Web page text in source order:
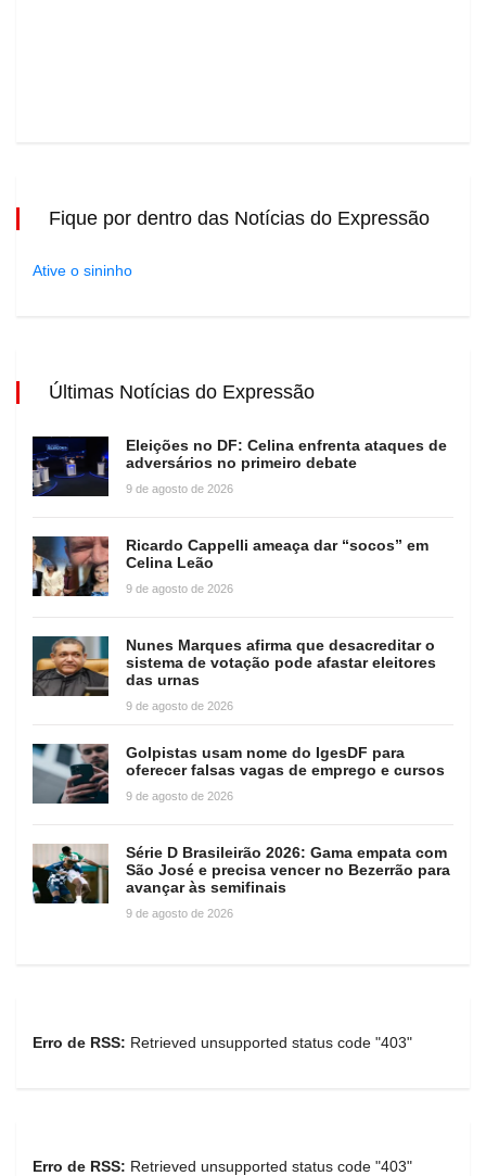
Fique por dentro das Notícias do Expressão
Ative o sininho
Últimas Notícias do Expressão
Eleições no DF: Celina enfrenta ataques de
adversários no primeiro debate
9 de agosto de 2026
Ricardo Cappelli ameaça dar “socos” em
Celina Leão
9 de agosto de 2026
Nunes Marques afirma que desacreditar o
sistema de votação pode afastar eleitores
das urnas
9 de agosto de 2026
Golpistas usam nome do IgesDF para
oferecer falsas vagas de emprego e cursos
9 de agosto de 2026
Série D Brasileirão 2026: Gama empata com
São José e precisa vencer no Bezerrão para
avançar às semifinais
9 de agosto de 2026
Erro de RSS: Retrieved unsupported status code "403"
Erro de RSS: Retrieved unsupported status code "403"